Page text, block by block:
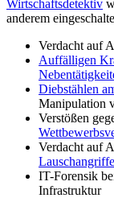
Wirtschaftsdetektiv
anderem
Verdacht auf
Auffälligen
Diebstählen
Manipulation
Verstößen
Verdacht auf
Lauschangriffe
IT-Forensik
Infrastruktur